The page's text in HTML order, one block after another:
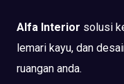
Alfa Interior solusi
lemari kayu, dan
ruangan anda.